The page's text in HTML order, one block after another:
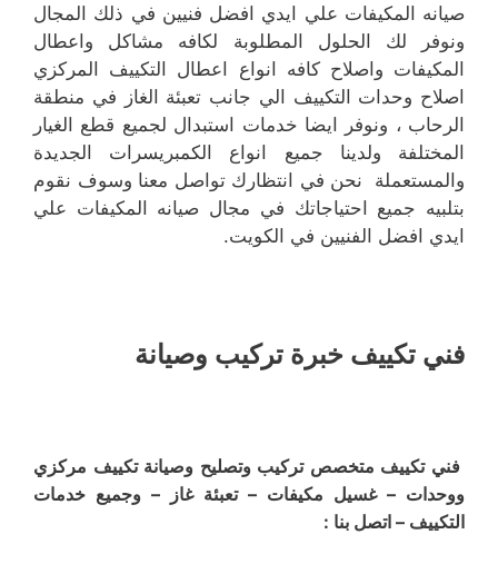
صيانه المكيفات علي ايدي افضل فنيين في ذلك المجال
ونوفر لك الحلول المطلوبة لكافه مشاكل واعطال
المكيفات واصلاح كافه انواع اعطال التكييف المركزي
اصلاح وحدات التكييف الي جانب تعبئة الغاز في منطقة
الرحاب ، ونوفر ايضا خدمات استبدال لجميع قطع الغيار
المختلفة ولدينا جميع انواع الكمبريسرات الجديدة
والمستعملة نحن في انتظارك تواصل معنا وسوف نقوم
بتلبيه جميع احتياجاتك في مجال صيانه المكيفات علي
ايدي افضل الفنيين في الكويت.
فني تكييف خبرة تركيب وصيانة
فني تكييف متخصص تركيب وتصليح وصيانة تكييف مركزي
ووحدات – غسيل مكيفات – تعبئة غاز – وجميع خدمات
التكييف – اتصل بنا :